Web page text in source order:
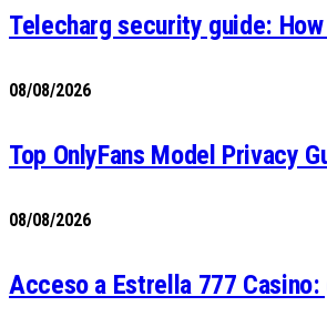
Telecharg security guide:
08/08/2026
Top OnlyFans Model Privacy
08/08/2026
Acceso a Estrella 777